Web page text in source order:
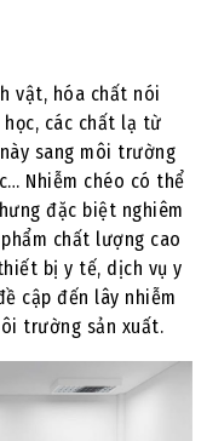
vật, hóa chất nói
các chất lạ từ
sang môi trường
Nhiễm chéo có thể
đặc biệt nghiêm
chất lượng cao
bị y tế, dịch vụ y
cập đến lây nhiễm
trường sản xuất.